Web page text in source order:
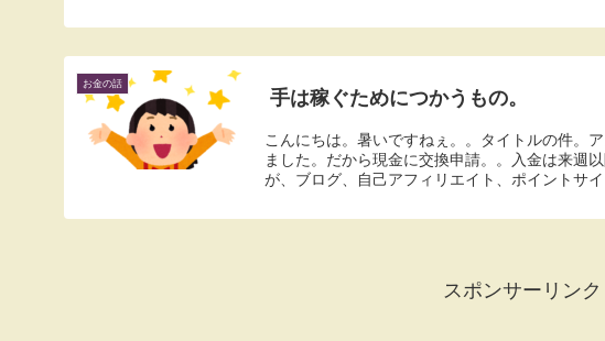
お金の話
手は稼ぐためにつかうもの。
こんにちは。暑いですねぇ。。タイトルの件。
ました。だから現金に交換申請。。入金は来週
が、ブログ、自己アフィリエイト、ポイントサイ
スポンサーリンク